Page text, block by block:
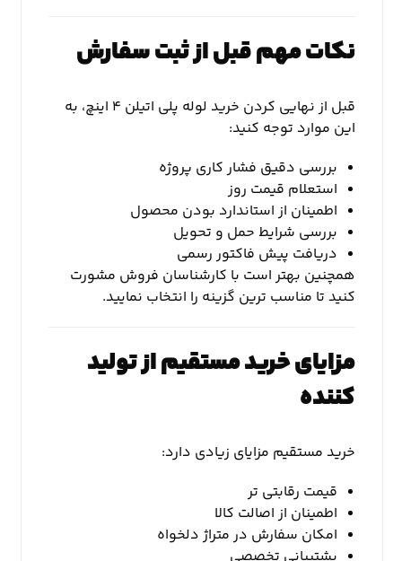
نکات مهم قبل از ثبت سفارش
قبل از نهایی کردن خرید لوله پلی اتیلن ۴ اینچ، به
این موارد توجه کنید:
بررسی دقیق فشار کاری پروژه
استعلام قیمت روز
اطمینان از استاندارد بودن محصول
بررسی شرایط حمل و تحویل
دریافت پیش فاکتور رسمی
همچنین بهتر است با کارشناسان فروش مشورت
کنید تا مناسب ترین گزینه را انتخاب نمایید.
مزایای خرید مستقیم از تولید
کننده
خرید مستقیم مزایای زیادی دارد:
قیمت رقابتی تر
اطمینان از اصالت کالا
امکان سفارش در متراژ دلخواه